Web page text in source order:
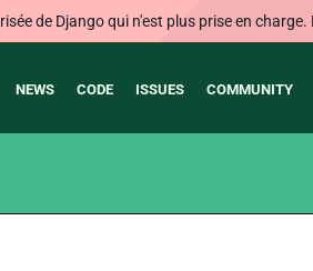
de Django qui n'est plus prise en
NEWS CODE ISSUES COMMUNITY